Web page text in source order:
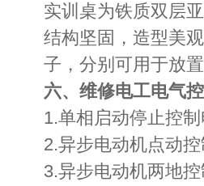
实训桌为铁质双层
结构坚固，造型美
子，分别可用于放
六、维修电工电气
1.单相启
2.异步电
3.异步电